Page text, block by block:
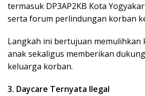
termasuk DP3AP2KB Kota
serta forum perlindungan korban
Langkah ini bertujuan memulihkan
anak sekaligus memberikan
keluarga korban.
3. Daycare Ternyata Ilegal